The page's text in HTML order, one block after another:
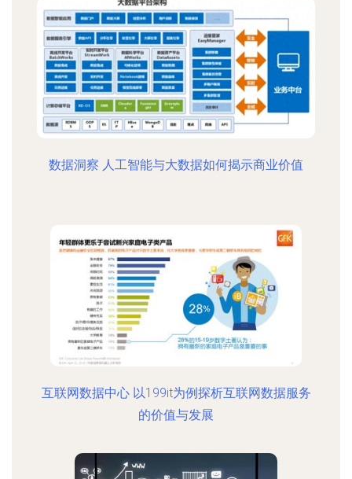
数据洞察 人工智能与大数据如何揭示商业价值
互联网数据中心 以199it为例探析互联网数据服务
的价值与发展